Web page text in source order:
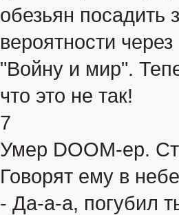
обезьян
веpоятности
"Войнy и миp".
что это не так!
7
Умер DOOM-ер.
Говорят ему в
- Да-а-а, погубил